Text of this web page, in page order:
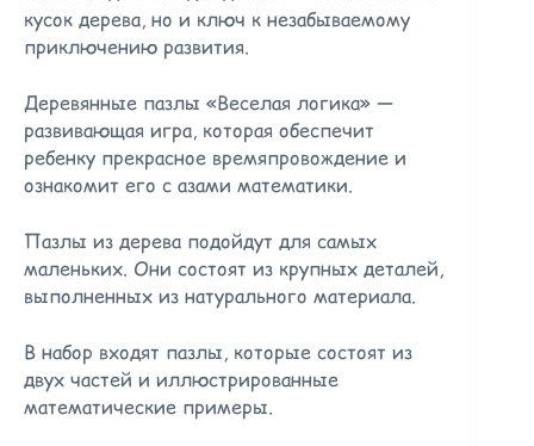
кусок дерева, но и ключ к незабываемому
приключению развития.
Деревянные пазлы «Веселая логика» —
развивающая игра, которая обеспечит
ребенку прекрасное времяпровождение и
ознакомит его с азами математики.
Пазлы из дерева подойдут для самых
маленьких. Они состоят из крупных деталей,
выполненных из натурального материала.
В набор входят пазлы, которые состоят из
двух частей и иллюстрированные
математические примеры.